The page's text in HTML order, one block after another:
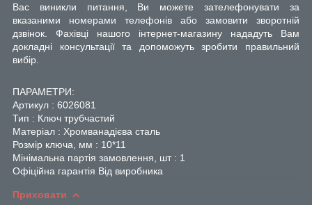
Вас виникли питання, Ви можете зателефонувати за
вказаними номерами телефонів або замовити зворотній
дзвінок. Фахівці нашого інтернет-магазину нададуть Вам
докладні консультації та допоможуть зробити правильний
вибір.
ПАРАМЕТРИ:
Артикул : 6026081
Тип : Ключ трубчастий
Матеріал : Хромванадієва сталь
Розмір ключа, мм : 10*11
Мінімальна партія замовлення, шт : 1
Офіційна гарантія Від виробника
Приховати